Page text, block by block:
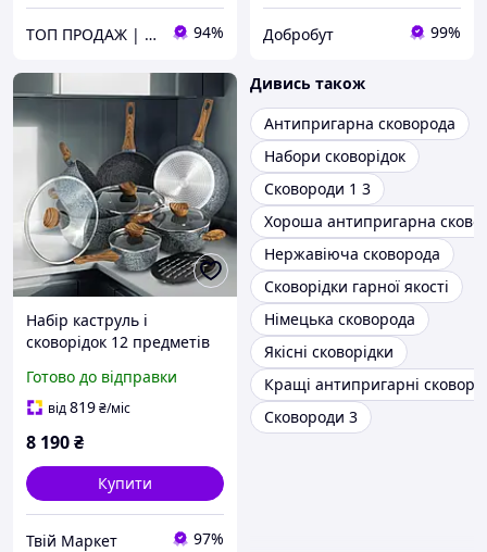
ТОП ПРОДАЖ | Інтернет-супермаркет «NUKLEON» 94% Добробут 99%
Набір каструль і
сковорідок 12 предметів
для індукційної плити POL
Готово до відправки
від819₴/міс
8 190₴
Купити
Твій Маркет 97%
Дивись також
Антипригарна сковорода
Набори сковорідок
Сковороди 1 3
Хороша антипригарна
Нержавіюча сковорода
Сковорідки гарної якості
Німецька сковорода
Якісні сковорідки
Кращі антипригарні
Сковороди 3